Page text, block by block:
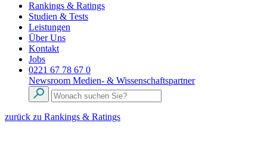
Rankings & Ratings
Studien & Tests
Leistungen
Über Uns
Kontakt
Jobs
0221 67 78 67 0
Newsroom Medien- & Wissenschaftspartner
zurück zu Rankings & Ratings